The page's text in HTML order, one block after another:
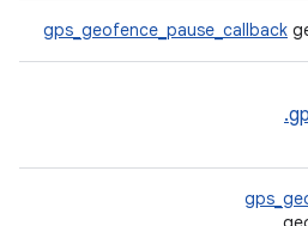
gps_geofence_pause_callback